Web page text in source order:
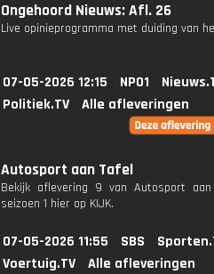
Ongehoord Nieuws: Afl. 26
Live opinieprogramma met duiding van
07-05-2026 12:15 NPO1
Politiek.TV
Alle afleveringen
Autosport aan Tafel
Bekijk aflevering 9 van Autosport
seizoen 1 hier op KIJK.
07-05-2026 11:55 SBS
Voertuig.TV
Alle afleveringen